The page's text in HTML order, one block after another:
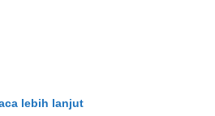
lebih lanjut